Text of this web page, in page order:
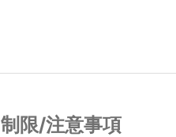
制限/注意事項